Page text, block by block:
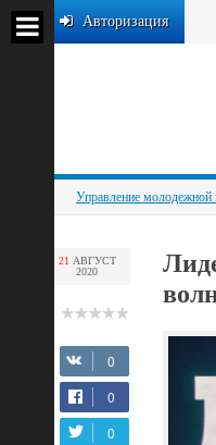
Авторизация
Управление молодежной
21 АВГУСТ
2020